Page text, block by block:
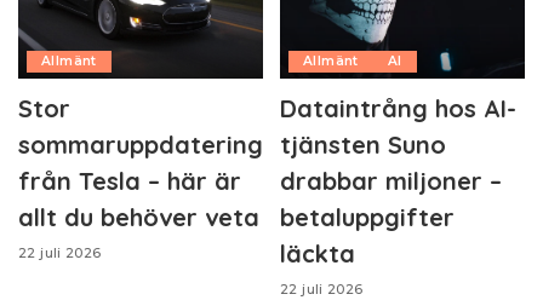
Allmänt
Stor
sommaruppdatering
från Tesla – här är
allt du behöver veta
22 juli 2026
Allmänt AI
Dataintrång hos AI-
tjänsten Suno
drabbar miljoner –
betaluppgifter
läckta
22 juli 2026